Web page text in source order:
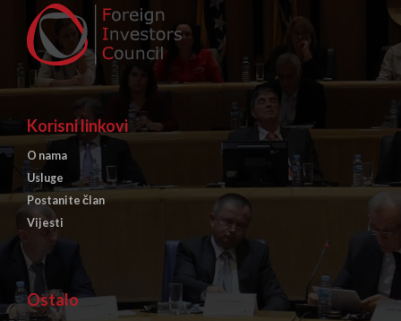
Korisni linkovi
O nama
Usluge
Postanite član
Vijesti
Ostalo